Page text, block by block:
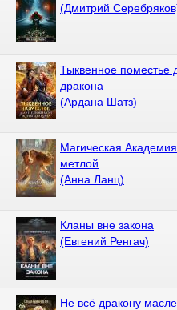
(Дмитрий
Тыквенное
дракона
(Ардана Шатз)
Магическая
метлой
(Анна Ланц)
Кланы вне закона
(Евгений Ренгач)
Не всё дракону